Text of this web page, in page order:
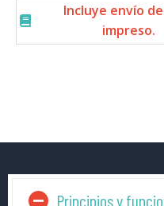
Incluye envío
impreso.
Principios y